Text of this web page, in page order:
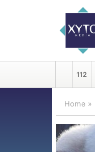
112
Home